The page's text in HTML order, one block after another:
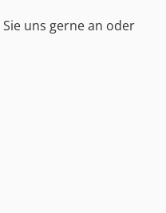
uns gerne an oder